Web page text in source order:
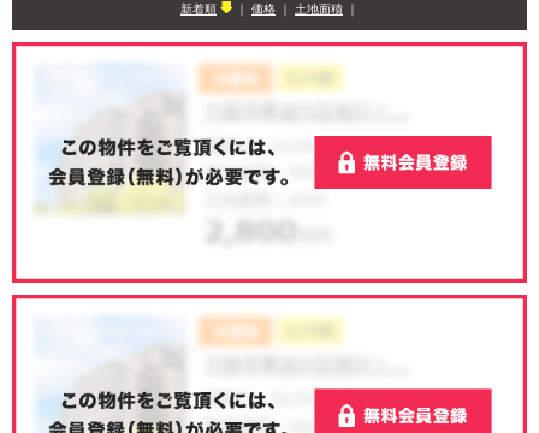
新着順 ｜ 価格 ｜ 土地面積 ｜